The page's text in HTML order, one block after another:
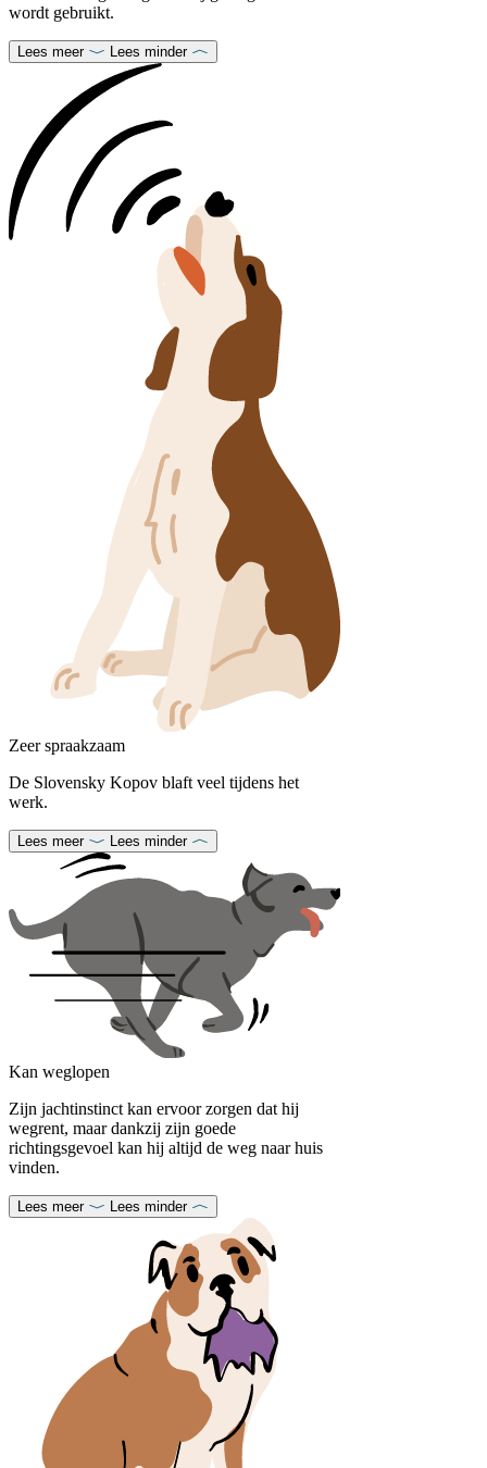
wordt gebruikt.
Lees meer Lees minder
Zeer spraakzaam
De Slovensky Kopov blaft veel tijdens het
werk.
Lees meer Lees minder
Kan weglopen
Zijn jachtinstinct kan ervoor zorgen dat hij
wegrent, maar dankzij zijn goede
richtingsgevoel kan hij altijd de weg naar huis
vinden.
Lees meer Lees minder